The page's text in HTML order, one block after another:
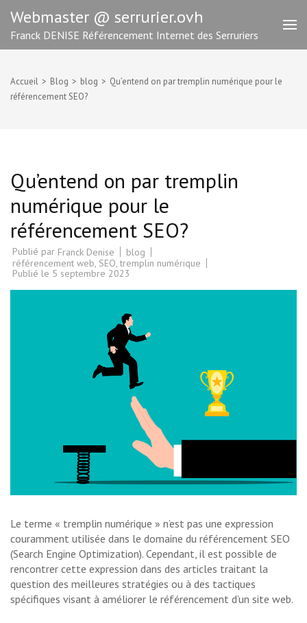
contenu
(Pressez
Webmaster @ serrurier.ovh
Franck DENISE Référencement Internet des Serruriers
Accueil > Blog > blog > Qu’entend on par tremplin numérique pour le
référencement SEO?
Qu’entend on par tremplin
numérique pour le
référencement SEO?
Publié par Franck Denise
blog
référencement web, SEO,tremplin numérique
Publié le 5 septembre 2023
Le terme « tremplin numérique » n’est pas une expression
couramment utilisée dans le domaine du référencement SEO
(Search Engine Optimization). Cependant, il est possible de
rencontrer cette expression dans des articles traitant la
question des meilleures stratégies ou à des tactiques
spécifiques visant à améliorer le référencement d’un site web.